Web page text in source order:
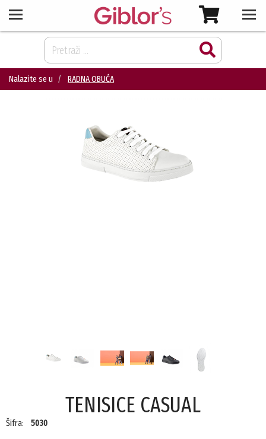
Nalazite se u RADNA OBUĆA
TENISICE CASUAL
Šifra: 5030